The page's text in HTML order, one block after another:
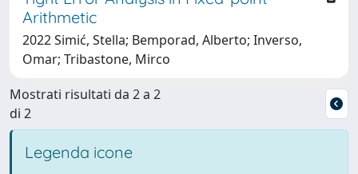
Arithmetic
2022 Simić, Stella; Bemporad, Alberto; Inverso,
Omar; Tribastone, Mirco
Mostrati risultati da 2 a 2
di 2
Legenda icone